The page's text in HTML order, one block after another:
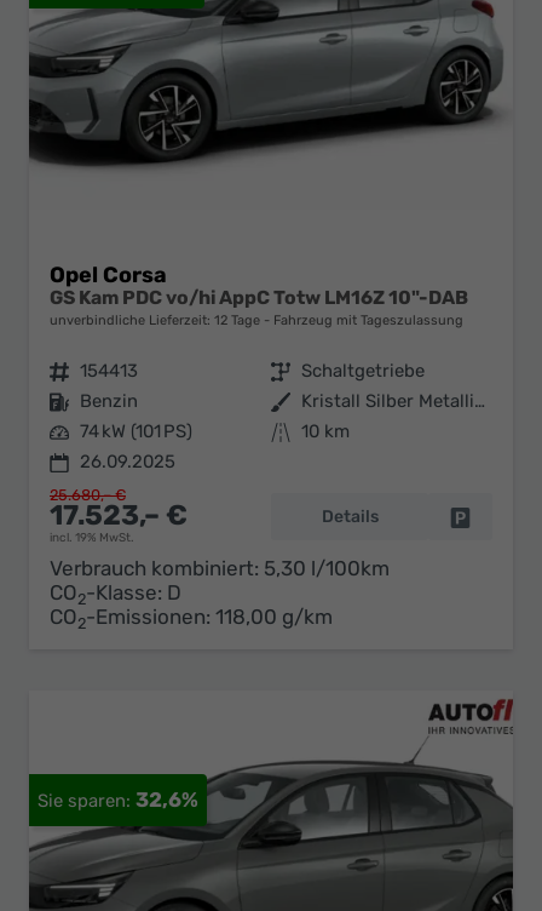
Opel Corsa
GS Kam PDC vo/hi AppC Totw LM16Z 10"-DAB
unverbindliche Lieferzeit: 12 Tage Fahrzeug mit Tageszulassung
Fahrzeugnr. 154413 Getriebe Schaltgetriebe
Kraftstoff Benzin Außenfarbe
Kristall Silber Metallic / Dach
Leistung 74 kW (101 PS) Kilometerstand 10 km
26.09.2025
17.523,– €
incl. 19% MwSt.
25.680,– €
Details
Verbrauch kombiniert: 5,30 l/100km
CO2-Klasse: D
CO2-Emissionen: 118,00 g/km
32,6%